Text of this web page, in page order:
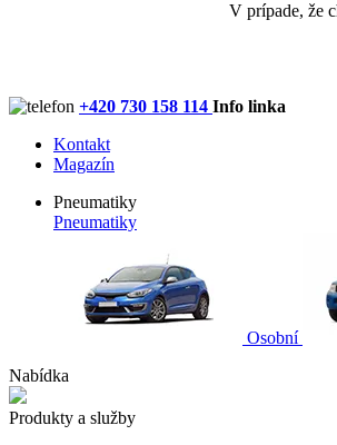
V prípade, že
+420 730 158 114 Info linka
Kontakt
Magazín
Pneumatiky
Pneumatiky
Osobní
Nabídka
Produkty a služby